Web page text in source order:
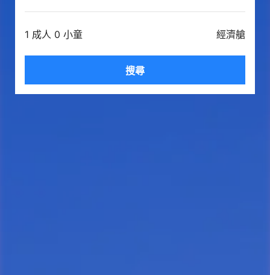
1 成人 0 小童 經濟艙
搜尋